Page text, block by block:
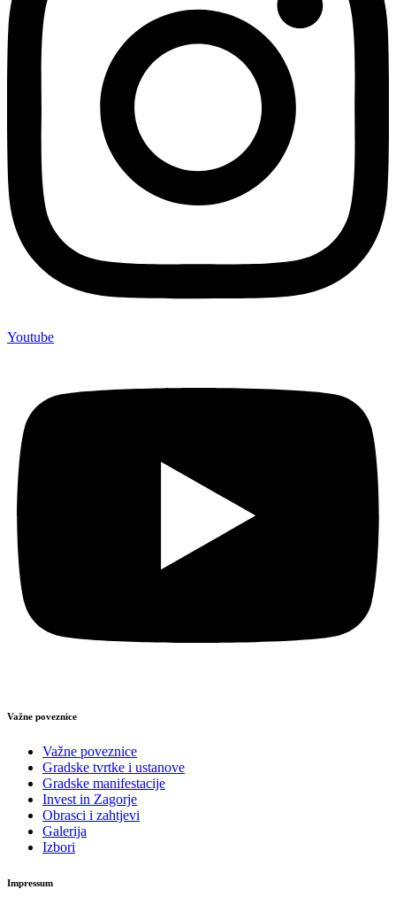
Youtube
Važne poveznice
Važne poveznice
Gradske tvrtke i ustanove
Gradske manifestacije
Invest in Zagorje
Obrasci i zahtjevi
Galerija
Izbori
Impressum